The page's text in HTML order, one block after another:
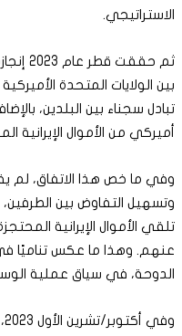
الاستراتيجي.
ثم حققت
بين الولايات المتحدة
أميركي من الأموال الإيرانية
وفي ما خص هذا الاتفاق، لم
وتسهيل التفاوض بين
تلقي الأموال الإيرانية
عنهم. وهذا ما عكس تناميًا في
الدوحة، في سياق عملية